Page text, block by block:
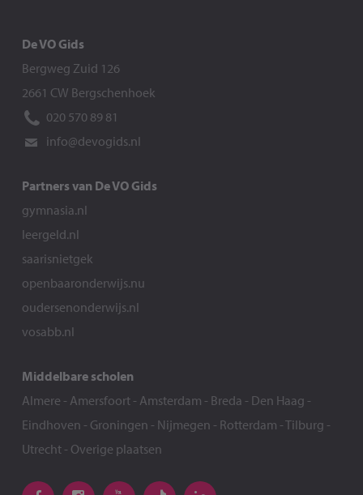
De VO Gids
Bergweg Zuid 126
2661 CW Bergschenhoek
020 570 89 81
info@devogids.nl
Partners van De VO Gids
gymnasia.nl
leergeld.nl
saarisnietgek
openbaaronderwijs.nu
oudersenonderwijs.nl
vosabb.nl
Middelbare scholen
Almere - Amersfoort- Amsterdam - Breda - Den Haag -
Eindhoven - Groningen - Nijmegen - Rotterdam -Tilburg -
Utrecht- Overige plaatsen